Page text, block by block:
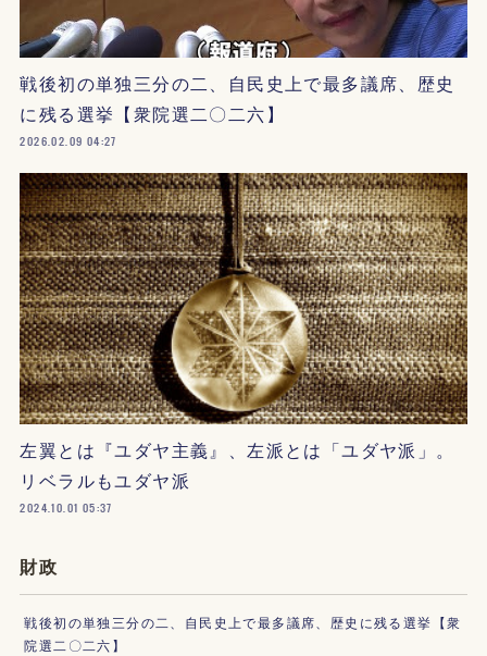
戦後初の単独三分の二、自民史上で最多議席、歴史
に残る選挙【衆院選二〇二六】
2026.02.09 04:27
左翼とは『ユダヤ主義』、左派とは「ユダヤ派」。
リベラルもユダヤ派
2024.10.01 05:37
財政
戦後初の単独三分の二、自民史上で最多議席、歴史に残る選挙【衆
院選二〇二六】